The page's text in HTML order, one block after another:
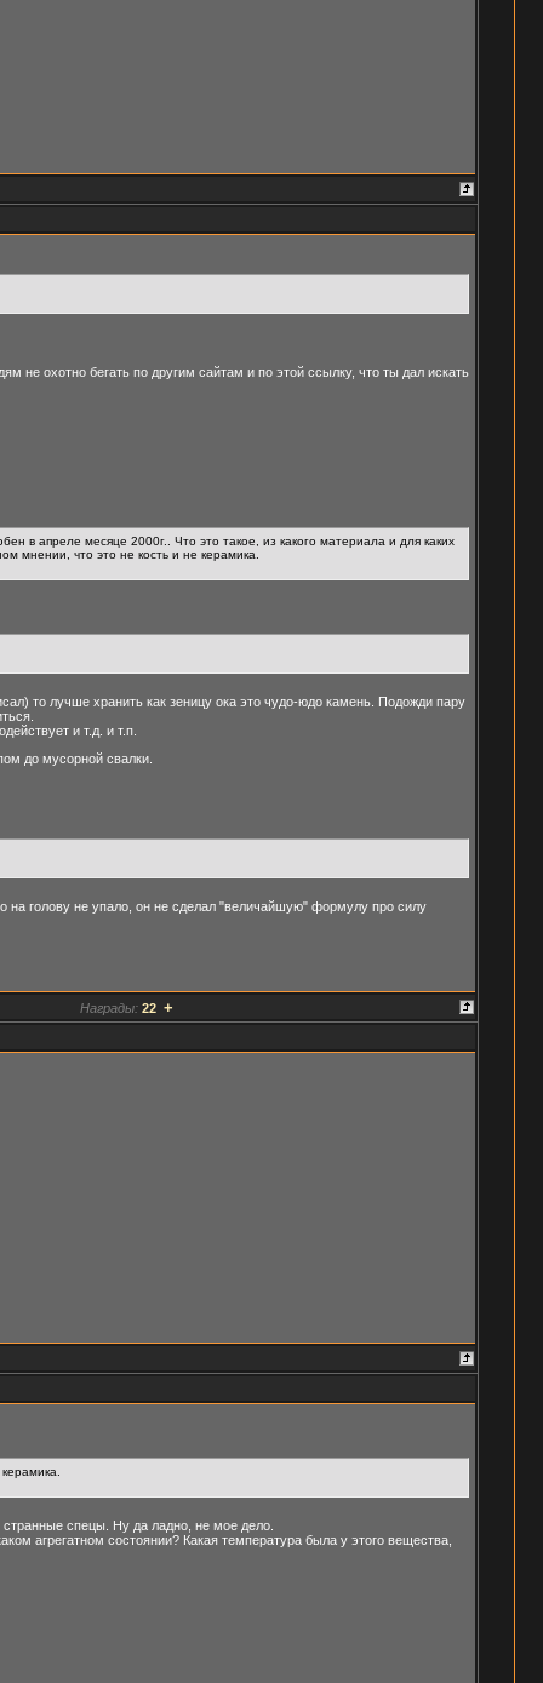
не охотно бегать по другим сайтам и по этой ссылку, что ты дал искать
в апреле месяце 2000г.. Что это такое, из какого материала и для каких
мнении, что это не кость и не керамика.
то лучше хранить как зеницу ока это чудо-юдо камень. Подожди пару
и т.д. и т.п.
до мусорной свалки.
на голову не упало, он не сделал "величайшую" формулу про силу
Награды: 22 +
странные спецы. Ну да ладно, не мое дело.
агрегатном состоянии? Какая температура была у этого вещества,